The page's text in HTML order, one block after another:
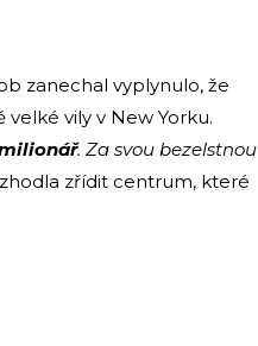
zanechal vyplynulo, že
vily v New Yorku.
. Za svou bezelstnou
zřídit centrum, které